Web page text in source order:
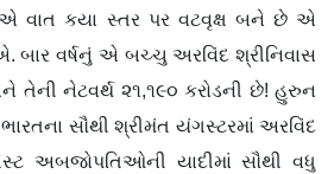
વાત કયા સ્તર પર વટવૃક્ષ બને છે એ
વર્ષનું એ બચ્ચુ અરવિંદ શ્રીનિવાસ
તેની નેટવર્થ ૨૧,૧૯૦ કરોડની છે! હુરુન
સૌથી શ્રીમંત યંગસ્ટરમાં અરવિંદ
અબજોપતિઓની યાદીમાં સૌથી વધુ